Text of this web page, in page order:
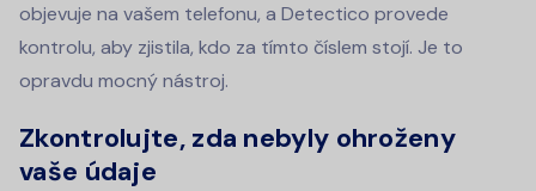
objevuje na vašem telefonu, a Detectico provede
kontrolu, aby zjistila, kdo za tímto číslem stojí. Je to
opravdu mocný nástroj.
Zkontrolujte, zda nebyly ohroženy
vaše údaje